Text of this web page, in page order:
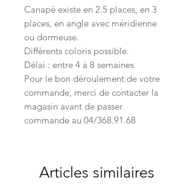
Canapé existe en 2.5 places, en 3
places, en angle avec méridienne
ou dormeuse.
Différents coloris possible.
Délai : entre 4 à 8 semaines
Pour le bon déroulement de votre
commande, merci de contacter la
magasin avant de passer
commande au 04/368.91.68
Articles similaires